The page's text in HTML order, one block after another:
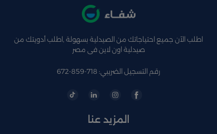
اطلب الآن جميع احتياجاتك من الصيدلية بسهولة ,اطلب أدويتك من
صيدلية اون لاين فى مصر
رقم التسجيل الضريبي: 718-859-672
المزيد عنا